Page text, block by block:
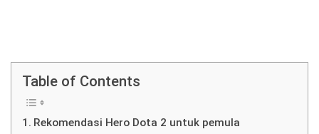
Table of Contents
Rekomendasi Hero Dota 2 untuk pemula